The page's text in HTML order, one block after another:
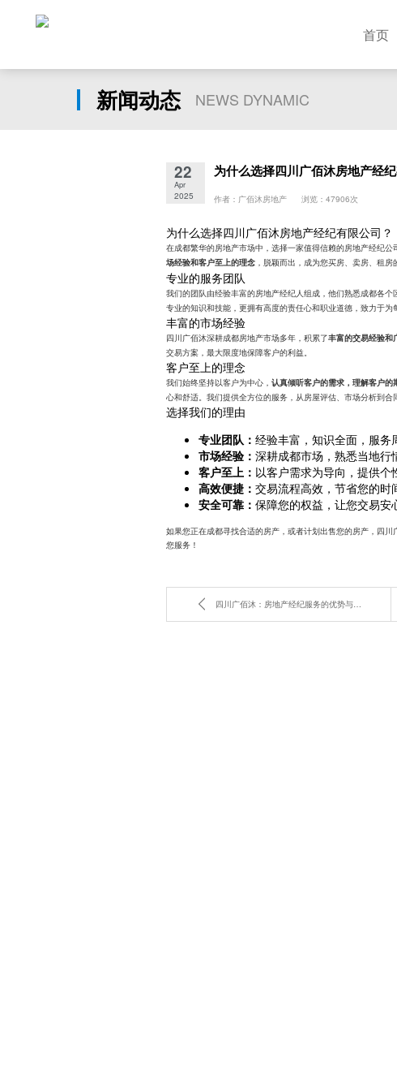
首页
新闻动态 NEWS DYNAMIC
22
Apr
2025
为什么选择四川广佰沐房地产经
作者：广佰沐房地产 浏览：47906次
为什么选择四川广佰沐房地产经纪有限公司？
在成都繁华的房地产市场中，选择一家值得信赖的房地产经纪
场经验和客户至上的理念 ，脱颖而出，成为您买房、卖房、租房
专业的服务团队
我们的团队由经验丰富的房地产经纪人组成，他们熟悉成都各
专业的知识和技能，更拥有高度的责任心和职业道德，致力于为
丰富的市场经验
四川广佰沐深耕成都房地产市场多年，积累了丰富的交易经验和
交易方案，最大限度地保障客户的利益。
客户至上的理念
我们始终坚持以客户为中心，认真倾听客户的需求，理解客户的
心和舒适。我们提供全方位的服务，从房屋评估、市场分析到合
选择我们的理由
专业团队：经验丰富，知识全面，服务
市场经验：深耕成都市场，熟悉当地行
客户至上： 以客户需求为导向，提供个
高效便捷：交易流程高效，节省您的时
安全可靠：保障您的权益，让您交易安
如果您正在成都寻找合适的房产，或者计划出售您的房产，四
您服务！
四川广佰沐：房地产经纪服务的优势与劣势分析